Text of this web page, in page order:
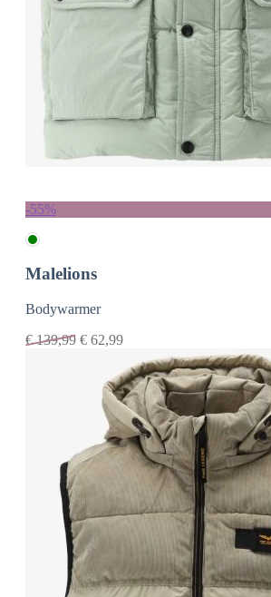
-55%
Malelions
Bodywarmer
€139,99 € 62,99